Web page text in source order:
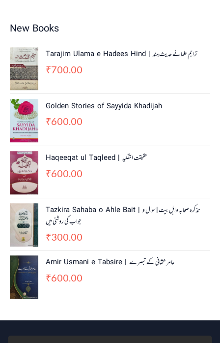
New Books
Tarajim Ulama e Hadees Hind | تراجم علمائے حديث ہند
₹700.00
Golden Stories of Sayyida Khadijah
₹600.00
Haqeeqat ul Taqleed | حقیقت التقلید
₹600.00
Tazkira Sahaba o Ahle Bait | تذکرہ صحابہ واہل بیت | سوال و
جواب کی روشنی میں
₹300.00
Amir Usmani e Tabsire | عامر عثمانی کے تبصرے
₹600.00